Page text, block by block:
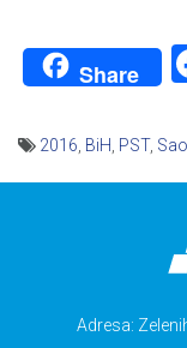
Share
2016 BiH PST,
Adresa: